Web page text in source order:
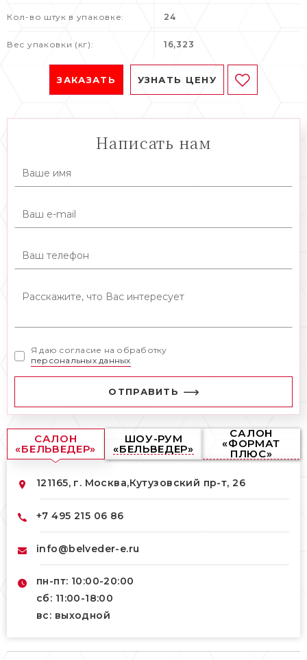
Кол-во штук в упаковке: 24
Вес упаковки (кг): 16,323
ЗАКАЗАТЬ УЗНАТЬ ЦЕНУ
Написать нам
Я даю согласие на обработку
персональных данных
ОТПРАВИТЬ
САЛОН
«БЕЛЬВЕДЕР»
ШОУ-РУМ
«БЕЛЬВЕДЕР»
САЛОН
«ФОРМАТ
ПЛЮС»
121165, г. Москва,Кутузовский пр-т, 26
+7 495 215 06 86
info@belveder-e.ru
пн-пт: 10:00-20:00
сб: 11:00-18:00
вс: выходной